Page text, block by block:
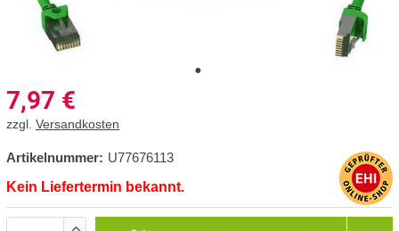
7,97 €
zzgl. Versandkosten
Artikelnummer: U77676113
Kein Liefertermin bekannt.